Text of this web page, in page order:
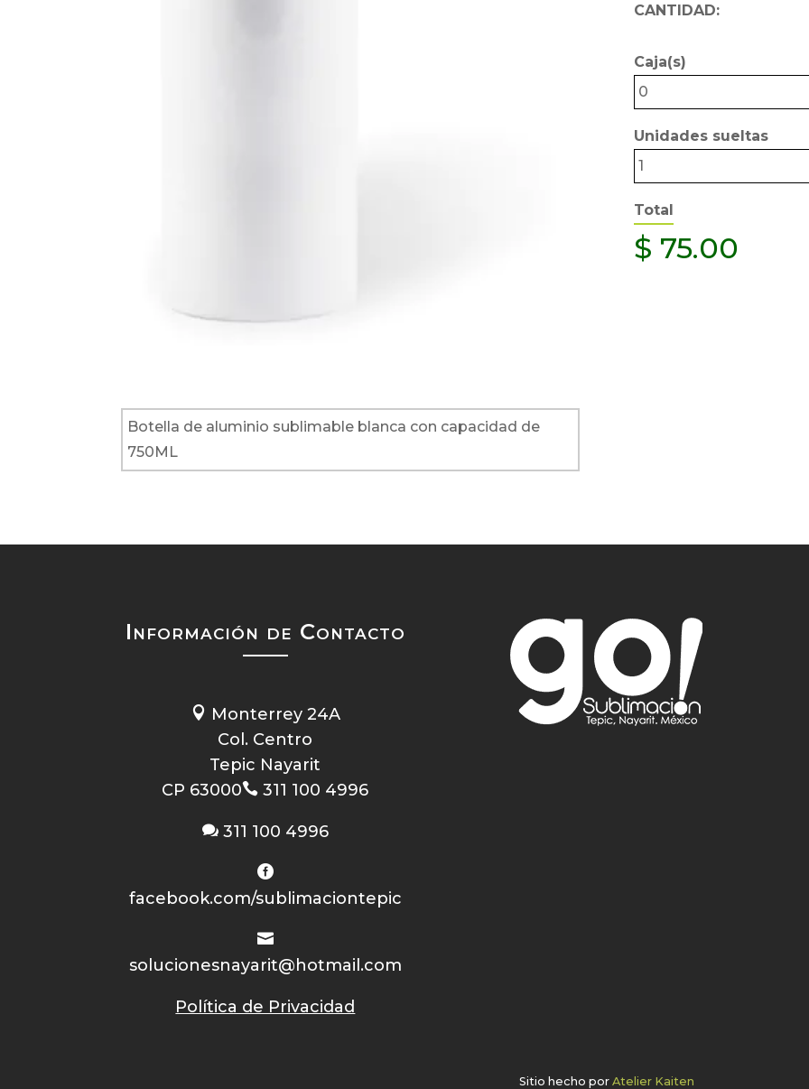
Botella de aluminio sublimable blanca con capacidad de
750ML
CANTIDAD:
Caja(s)
0
Unidades sueltas
1
Total
$ 75.00
Información de Contacto
 Monterrey 24A
Col. Centro
Tepic Nayarit
CP 63000 311 100 4996
311 100 4996

facebook.com/sublimaciontepic

solucionesnayarit@hotmail.com
Política de Privacidad
Sitio hecho por Atelier Kaiten